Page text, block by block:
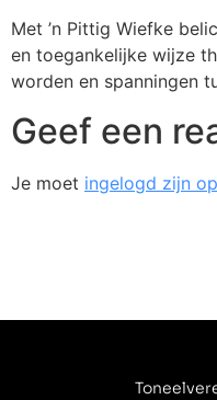
Met ’n Pittig Wiefke
en toegankelijke wijze
worden en spanningen
Geef een
Je moet ingelogd zijn op